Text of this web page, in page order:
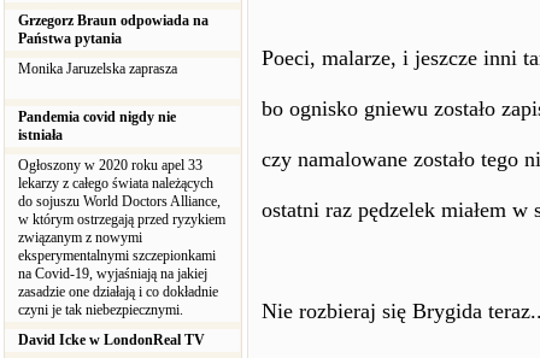
Grzegorz Braun odpowiada na
Państwa pytania
Monika Jaruzelska zaprasza
Pandemia covid nigdy nie
istniała
Ogłoszony w 2020 roku apel 33
lekarzy z całego świata należących
do sojuszu World Doctors Alliance,
w którym ostrzegają przed ryzykiem
związanym z nowymi
eksperymentalnymi szczepionkami
na Covid-19, wyjaśniają na jakiej
zasadzie one działają i co dokładnie
czyni je tak niebezpiecznymi.
David Icke w LondonReal TV
Poeci, malarze, i jeszcze inni
bo ognisko gniewu zostało
czy namalowane zostało tego
ostatni raz pędzelek miałem w
Nie rozbieraj się Brygida